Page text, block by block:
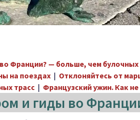
Франции? — больше, чем булочных
на поездах | Отклоняйтесь от
трасс | Французский ужин. Как
и гиды во